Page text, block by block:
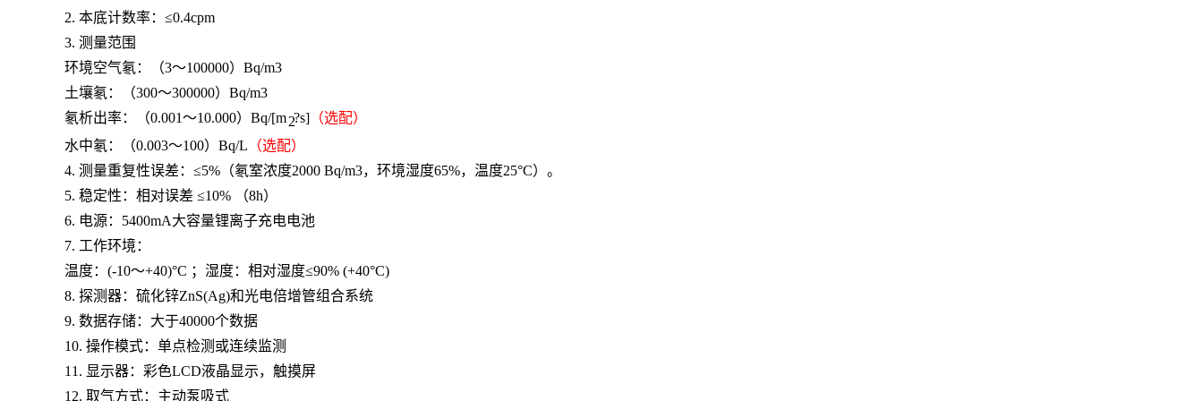
2. 本底计数率：≤0.4cpm
3. 测量范围
环境空气氡：（3～100000）Bq/m3
土壤氡：（300～300000）Bq/m3
氡析出率：（0.001～10.000）Bq/[m2?s] （选配）
水中氡：（0.003～100） Bq/L （选配）
4. 测量重复性误差：≤5%（氡室浓度2000 Bq/m3，环境湿度65%，温度25°C）。
5. 稳定性：相对误差 ≤10% （8h）
6. 电源： 5400mA大容量锂离子充电电池
7. 工作环境 ：
温度： (-10～+40)°C ； 湿度：相对湿度≤90% (+40°C)
8. 探测器：硫化锌ZnS(Ag)和光电倍增管组合系统
9. 数据存储： 大于40000个数据
10. 操作模式：单点检测或连续监测
11. 显示器： 彩色LCD液晶显示，触摸屏
12. 取气方式：主动泵吸式